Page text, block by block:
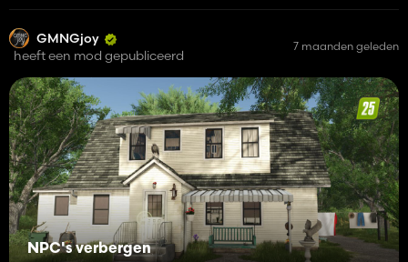
GMNGjoy
heeft een mod gepubliceerd
7 maanden geleden
NPC's verbergen